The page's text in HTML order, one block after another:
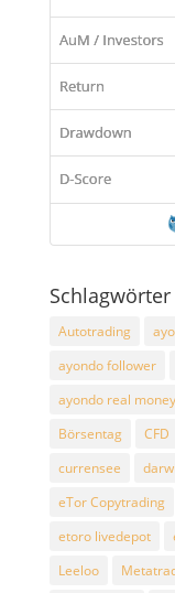
Schlagwörter
Autotrading
ayondo follower
ayondo real
Börsentag
CFD
currensee
eTor Copytrading
etoro livedepot
Leeloo